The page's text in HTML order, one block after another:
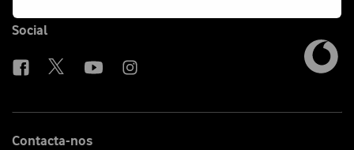
Follow
Social
Contacta-nos